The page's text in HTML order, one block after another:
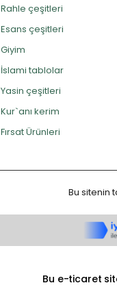
Rahle çeşitleri
Esans çeşitleri
Giyim
İslami tablolar
Yasin çeşitleri
Kur`anı kerim
Fırsat Ürünleri
Bu sitenin
Bu e-ticaret